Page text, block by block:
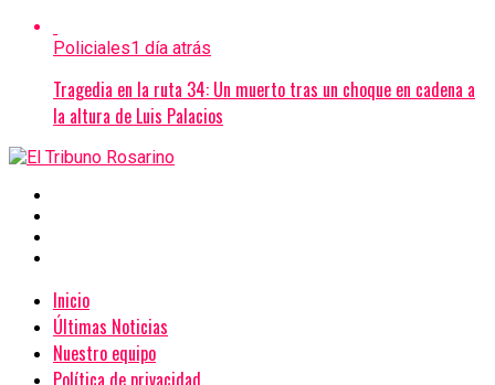
Policiales1 día atrás
Tragedia en la ruta 34: Un muerto tras un choque en cadena a
la altura de Luis Palacios
Inicio
Últimas Noticias
Nuestro equipo
Política de privacidad